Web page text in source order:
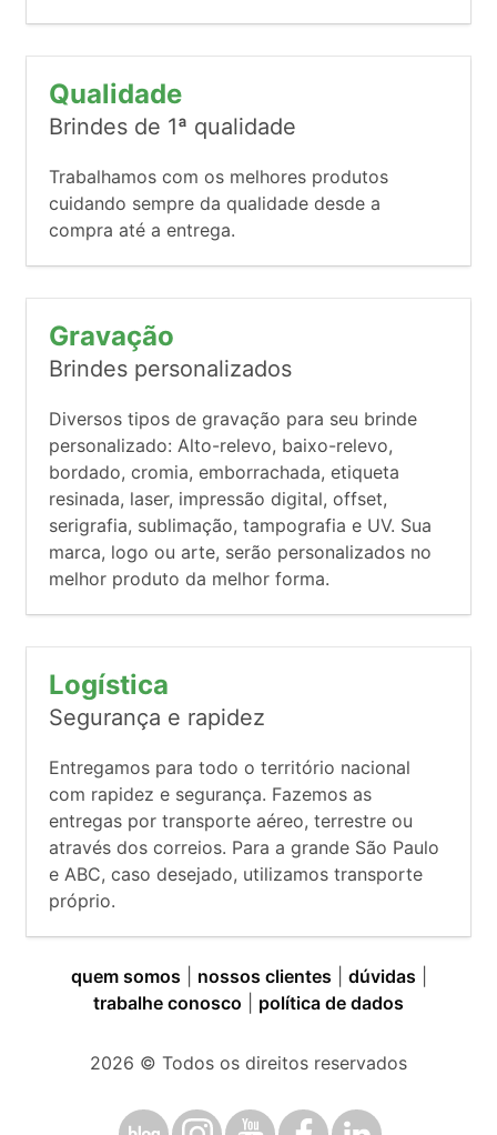
Qualidade
Brindes de 1ª qualidade
Trabalhamos com os melhores produtos
cuidando sempre da qualidade desde a
compra até a entrega.
Gravação
Brindes personalizados
Diversos tipos de gravação para seu brinde
personalizado: Alto-relevo, baixo-relevo,
bordado, cromia, emborrachada, etiqueta
resinada, laser, impressão digital, offset,
serigrafia, sublimação, tampografia e UV. Sua
marca, logo ou arte, serão personalizados no
melhor produto da melhor forma.
Logística
Segurança e rapidez
Entregamos para todo o território nacional
com rapidez e segurança. Fazemos as
entregas por transporte aéreo, terrestre ou
através dos correios. Para a grande São Paulo
e ABC, caso desejado, utilizamos transporte
próprio.
quem somos nossos clientes dúvidas
trabalhe conosco
política de dados
2026 © Todos os direitos reservados